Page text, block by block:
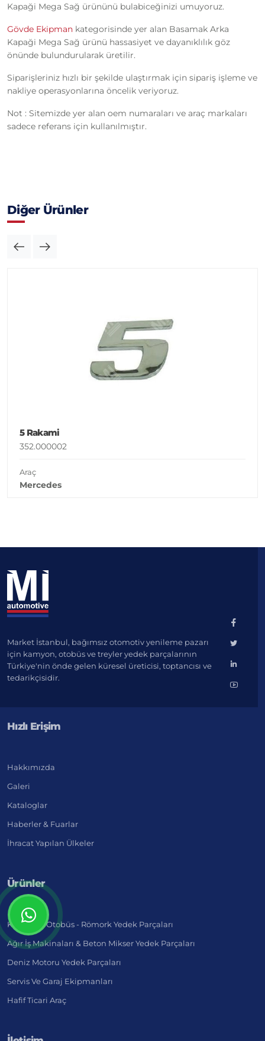
Kapaği Mega Sağ ürününü bulabiceğinizi umuyoruz.
Gövde Ekipman kategorisinde yer alan Basamak Arka
Kapaği Mega Sağ ürünü hassasiyet ve dayanıklılık göz
önünde bulundurularak üretilir.
Siparişleriniz hızlı bir şekilde ulaştırmak için sipariş işleme ve
nakliye operasyonlarına öncelik veriyoruz.
Not : Sitemizde yer alan oem numaraları ve araç markaları
sadece referans için kullanılmıştır.
Diğer Ürünler
5 Rakami
352.000002
Araç
Mercedes
Market İstanbul, bağımsız otomotiv yenileme pazarı
için kamyon, otobüs ve treyler yedek parçalarının
Türkiye'nin önde gelen küresel üreticisi, toptancısı ve
tedarikçisidir.
Hızlı Erişim
Hakkımızda
Galeri
Kataloglar
Haberler & Fuarlar
İhracat Yapılan Ülkeler
Ürünler
Kamyon - Otobüs - Römork Yedek Parçaları
Ağır İş Makinaları & Beton Mikser Yedek Parçaları
Deniz Motoru Yedek Parçaları
Servis Ve Garaj Ekipmanları
Hafif Ticari Araç